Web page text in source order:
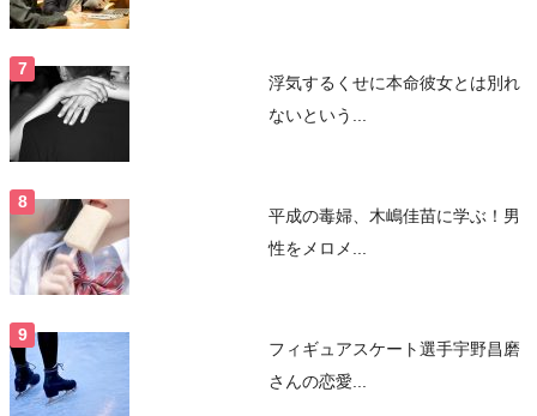
浮気するくせに本命彼女とは別れ
ないという...
平成の毒婦、木嶋佳苗に学ぶ！男
性をメロメ...
フィギュアスケート選手宇野昌磨
さんの恋愛...